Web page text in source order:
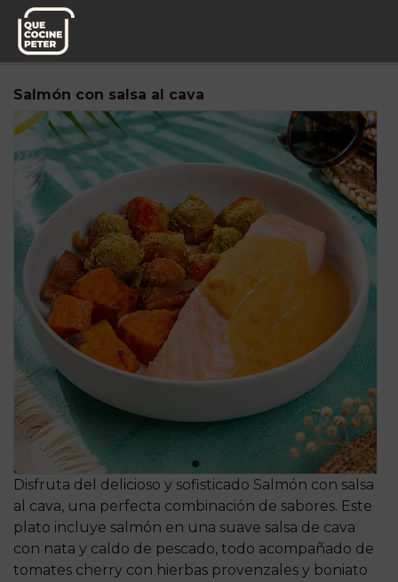
Pedido semanal
Salmón con salsa al cava
Disfruta del delicioso y sofisticado Salmón con salsa
al cava, una perfecta combinación de sabores. Este
plato incluye salmón en una suave salsa de cava
con nata y caldo de pescado, todo acompañado de
tomates cherry con hierbas provenzales y boniato